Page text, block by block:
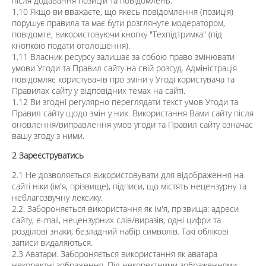
1.10 Якщо ви вважаєте, що якесь повідомлення (позиція)
порушує правила та має бути розглянуте модератором,
повідомте, використовуючи кнопку "Техпідтримка" (під
кнопкою подати оголошення).
1.11 Власник ресурсу залишає за собою право змінювати
умови Угоди та Правил сайту на свій розсуд. Адміністрація
повідомляє користувачів про зміни у Угоді користувача та
Правилах сайту у відповідних темах на сайті.
1.12 Ви згодні регулярно переглядати текст умов Угоди та
Правил сайту щодо змін у них. Використання Вами сайту після
оновлення/виправлення умов угоди та Правил сайту означає
вашу згоду з ними.
2 Зареєструватись
2.1 Не дозволяється використовувати для відображення на
сайті ніки (ім'я, прізвище), підписи, що містять нецензурну та
неблагозвучну лексику.
2.2. Забороняється використання як ім'я, прізвища: адреси
сайту, e-mail, нецензурних слів/виразів, одні цифри та
розділові знаки, безладний набір символів. Такі облікові
записи видаляються.
2.3 Аватари. Забороняється використання як аватара